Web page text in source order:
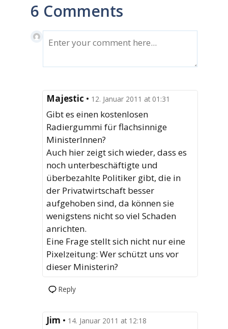
6 Comments
Majestic • 12. Januar 2011 at 01:31
Gibt es einen kostenlosen
Radiergummi für flachsinnige
MinisterInnen?
Auch hier zeigt sich wieder, dass es
noch unterbeschäftigte und
überbezahlte Politiker gibt, die in
der Privatwirtschaft besser
aufgehoben sind, da können sie
wenigstens nicht so viel Schaden
anrichten.
Eine Frage stellt sich nicht nur eine
Pixelzeitung: Wer schützt uns vor
dieser Ministerin?
Reply
Jim • 14. Januar 2011 at 12:18